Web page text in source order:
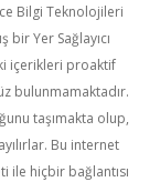
Bilgi Teknolojileri
bir Yer Sağlayıcı
içerikleri proaktif
bulunmamaktadır.
taşımakta olup,
Bu internet
ile hiçbir bağlantısı